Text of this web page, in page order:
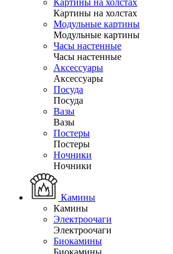
Картины на холстах
Картины на холстах
Модульные картины
Модульные картины
Часы настенные
Часы настенные
Аксессуары
Аксессуары
Посуда
Посуда
Вазы
Вазы
Постеры
Постеры
Ночники
Ночники
Камины
Камины
Электроочаги
Электроочаги
Биокамины
Биокамины